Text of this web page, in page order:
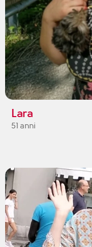
Lara
51 anni